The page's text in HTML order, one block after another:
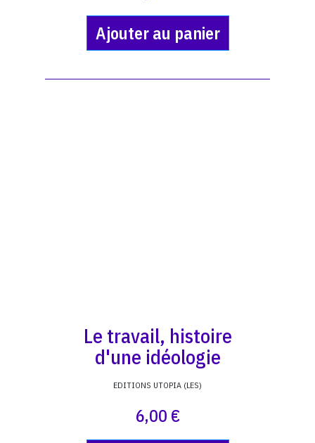
Ajouter au panier
Le travail, histoire
d'une idéologie
EDITIONS UTOPIA (LES)
6,00 €